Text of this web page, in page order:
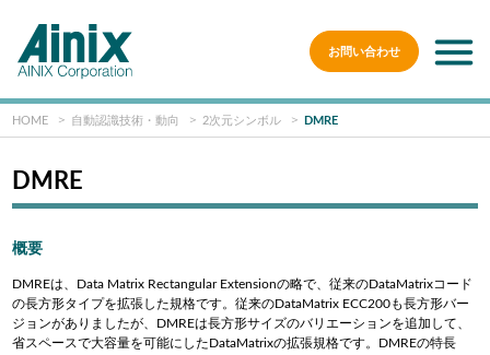
お問い合わせ
HOME 自動認識技術・動向 2次元シンボル DMRE
DMRE
概要
DMREは、Data Matrix Rectangular Extensionの略で、従来のDataMatrixコード
の長方形タイプを拡張した規格です。従来のDataMatrix ECC200も長方形バー
ジョンがありましたが、DMREは長方形サイズのバリエーションを追加して、
省スペースで大容量を可能にしたDataMatrixの拡張規格です。DMREの特長